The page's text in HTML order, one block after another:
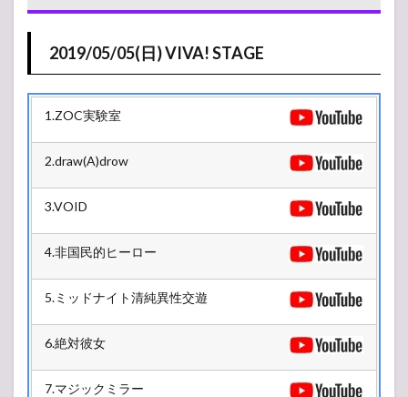
VIVA! STAGE
2
2019/05/05(日)
2.1
STAGE
VIVA!
STAGE
2.3
CAVE
2.4
STAGE
2019/05/05(日) VIVA! STAGE
1.ZOC実験室
2.draw(A)drow
3.VOID
4.非国民的ヒーロー
5.ミッドナイト清純異性交遊
6.絶対彼女
7.マジックミラー